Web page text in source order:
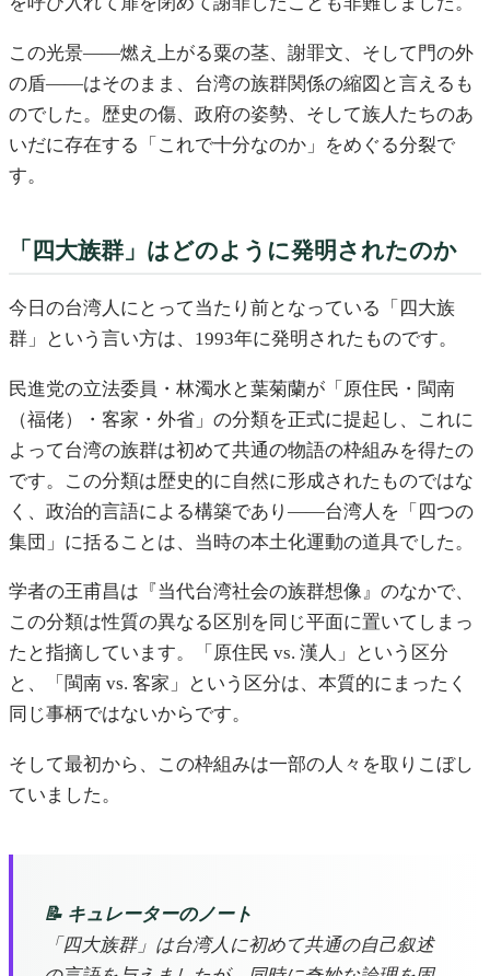
この光景——燃え上がる粟の茎、謝罪文、そして門の外
の盾——はそのまま、台湾の族群関係の縮図と言えるも
のでした。歴史の傷、政府の姿勢、そして族人たちのあ
いだに存在する「これで十分なのか」をめぐる分裂で
す。
「四大族群」はどのように発明されたのか
今日の台湾人にとって当たり前となっている「四大族
群」という言い方は、1993年に発明されたものです。
民進党の立法委員・林濁水と葉菊蘭が「原住民・閩南
（福佬）・客家・外省」の分類を正式に提起し、これに
よって台湾の族群は初めて共通の物語の枠組みを得たの
です。この分類は歴史的に自然に形成されたものではな
く、政治的言語による構築であり——台湾人を「四つの
集団」に括ることは、当時の本土化運動の道具でした。
学者の王甫昌は『当代台湾社会の族群想像』のなかで、
この分類は性質の異なる区別を同じ平面に置いてしまっ
たと指摘しています。「原住民 vs. 漢人」という区分
と、「閩南 vs. 客家」という区分は、本質的にまったく
同じ事柄ではないからです。
そして最初から、この枠組みは一部の人々を取りこぼし
ていました。
📝 キュレーターのノート
「四大族群」は台湾人に初めて共通の自己叙述